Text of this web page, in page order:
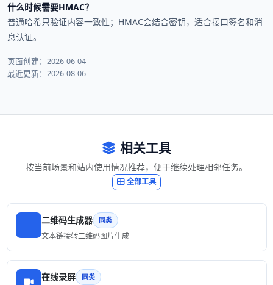
什么时候需要HMAC？
普通哈希只验证内容一致性；HMAC会结合密钥，适合接口签名和消
息认证。
页面创建：2026-06-04
最近更新：2026-08-06
相关工具
按当前场景和站内使用情况推荐，便于继续处理相邻任务。
全部工具
二维码生成器 同类
文本链接转二维码图片生成
在线录屏 同类